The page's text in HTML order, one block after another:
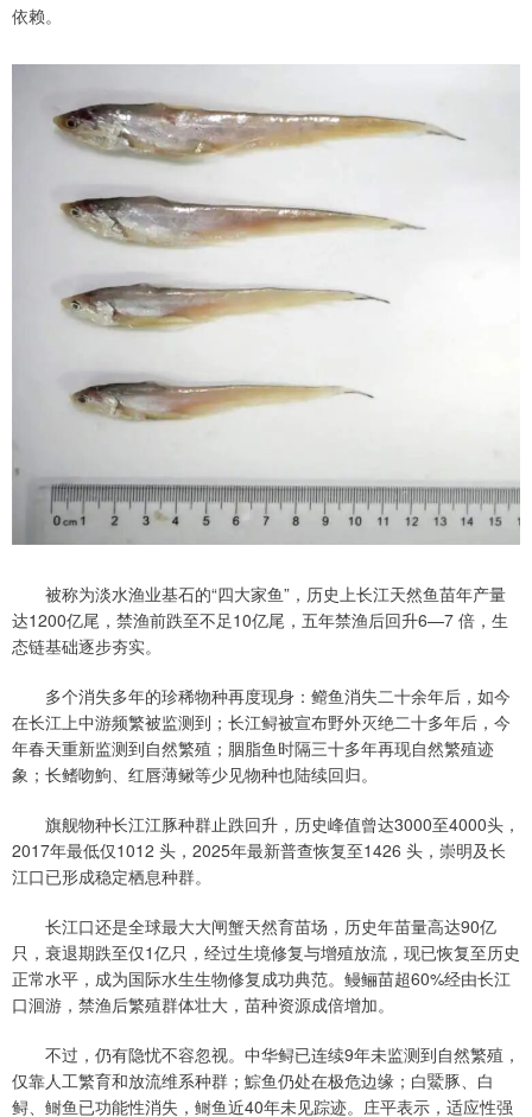
依赖。
被称为淡水渔业基石的“四大家鱼”，历史上长江天然鱼苗年产量
达1200亿尾，禁渔前跌至不足10亿尾，五年禁渔后回升6—7 倍，生
态链基础逐步夯实。
多个消失多年的珍稀物种再度现身：鳤鱼消失二十余年后，如今
在长江上中游频繁被监测到；长江鲟被宣布野外灭绝二十多年后，今
年春天重新监测到自然繁殖；胭脂鱼时隔三十多年再现自然繁殖迹
象；长鳍吻鮈、红唇薄鳅等少见物种也陆续回归。
旗舰物种长江江豚种群止跌回升，历史峰值曾达3000至4000头，
2017年最低仅1012 头，2025年最新普查恢复至1426 头，崇明及长
江口已形成稳定栖息种群。
长江口还是全球最大大闸蟹天然育苗场，历史年苗量高达90亿
只，衰退期跌至仅1亿只，经过生境修复与增殖放流，现已恢复至历史
正常水平，成为国际水生生物修复成功典范。鳗鲡苗超60%经由长江
口洄游，禁渔后繁殖群体壮大，苗种资源成倍增加。
不过，仍有隐忧不容忽视。中华鲟已连续9年未监测到自然繁殖，
仅靠人工繁育和放流维系种群；鯮鱼仍处在极危边缘；白鱀豚、白
鲟、鲥鱼已功能性消失，鲥鱼近40年未见踪迹。庄平表示，适应性强